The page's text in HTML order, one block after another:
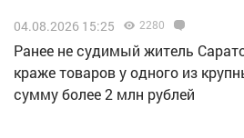
04.08.2026 15:25 2280
Ранее не судимый житель
краже товаров у одного из
сумму более 2 млн рублей